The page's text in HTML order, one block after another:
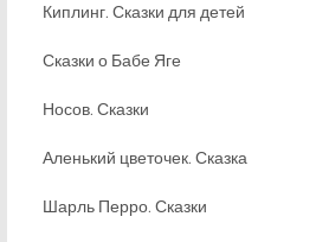
Киплинг. Сказки для детей
Сказки о Бабе Яге
Носов. Сказки
Аленький цветочек. Сказка
Шарль Перро. Сказки